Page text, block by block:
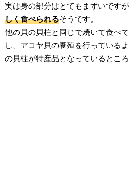
実は身の部分はとてもまずいですが
しく食べられるそうです。
他の貝の貝柱と同じで焼いて食べ
し、アコヤ貝の養殖を行っている
の貝柱が特産品となっているところ